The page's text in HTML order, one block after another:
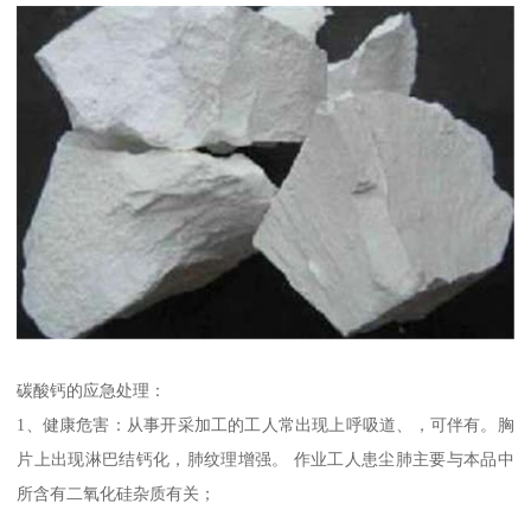
碳酸钙的应急处理：
1、健康危害：从事开采加工的工人常出现上呼吸道、，可伴有。胸
片上出现淋巴结钙化，肺纹理增强。 作业工人患尘肺主要与本品中
所含有二氧化硅杂质有关；